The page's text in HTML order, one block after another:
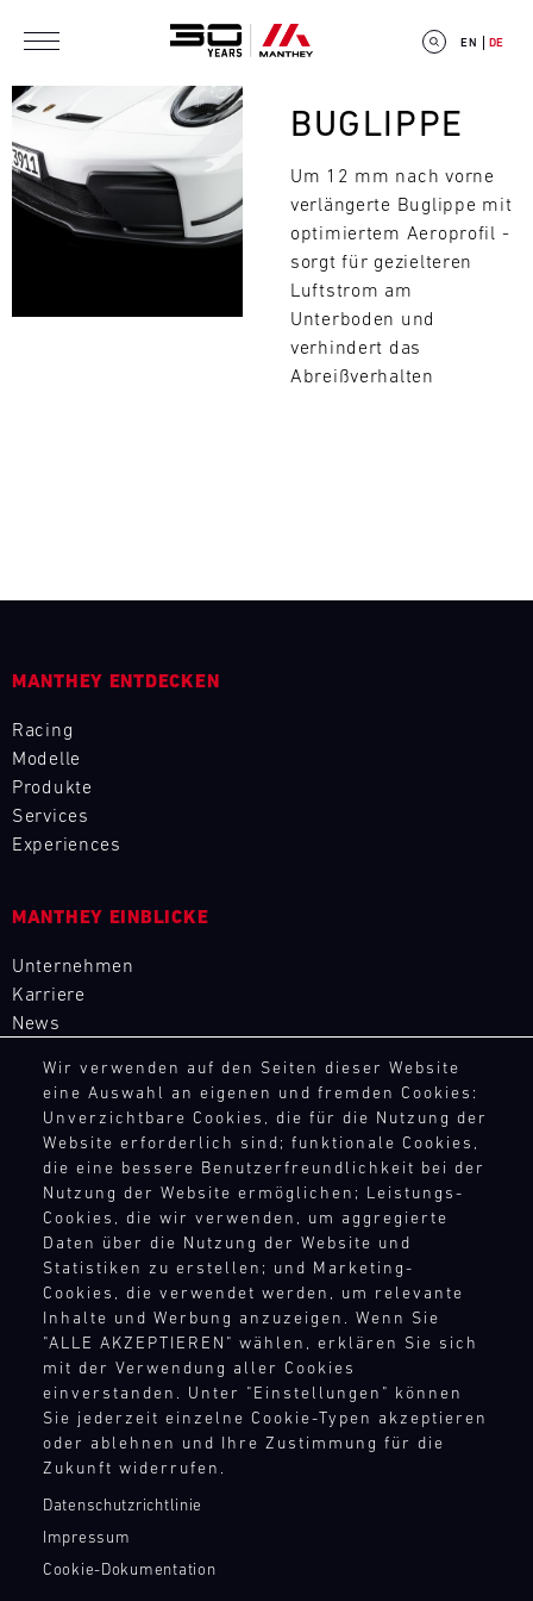
N
D
A
R
Mo. Di.
10 11 12 13 14 15 16
17 18 19 20 23 24
25 26 27 28 29 30 31
30.07.
02.08.
IMSA
Motul
Sportscar
Endurance
Grand
Prix
Bild
Der
31.07.
EN DE
Wir verwenden auf den Seiten dieser Website
eine Auswahl an eigenen und fremden Cookies:
Unverzichtbare Cookies, die für die Nutzung der
Website erforderlich sind; funktionale Cookies,
die eine bessere Benutzerfreundlichkeit bei der
Nutzung der Website ermöglichen; Leistungs-
Cookies, die wir verwenden, um aggregierte
Daten über die Nutzung der Website und
Statistiken zu erstellen; und Marketing-
Cookies, die verwendet werden, um relevante
Inhalte und Werbung anzuzeigen. Wenn Sie
"ALLE AKZEPTIEREN" wählen, erklären Sie sich
mit der Verwendung aller Cookies
einverstanden. Unter "Einstellungen" können
Sie jederzeit einzelne Cookie-Typen akzeptieren
oder ablehnen und Ihre Zustimmung für die
Zukunft widerrufen.
Datenschutzrichtlinie
Impressum
Cookie-Dokumentation
Bild
BUGLIPPE
Um 12 mm nach vorne
verlängerte Buglippe mit
optimiertem Aeroprofil -
sorgt für gezielteren
Luftstrom am
Unterboden und
verhindert das
Abreißverhalten
MANTHEY ENTDECKEN
Racing
Modelle
Produkte
Services
Experiences
MANTHEY EINBLICKE
Unternehmen
Karriere
News
RECHTSHINWEIS
AEB
AGB
Widerrufsbelehrung
Impressum
Compliance
Hinweisgebersystem
Menschenrechte
Teilnahmebedingungen
KONTAKTPUNKTE
Kontakt